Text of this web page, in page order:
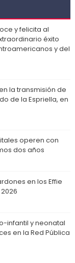
y felicita al
éxito
y del
la transmisión de
de la Espriella, en
operen con
dos años
en los Effie
infantil y neonatal
en la Red Pública